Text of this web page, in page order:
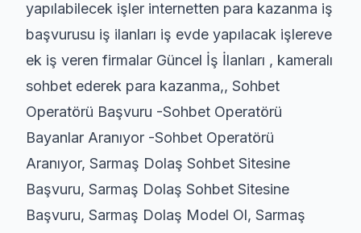
yapılabilecek işler internetten para kazanma iş
başvurusu iş ilanları iş evde yapılacak işlereve
ek iş veren firmalar Güncel İş İlanları , kameralı
sohbet ederek para kazanma,, Sohbet
Operatörü Başvuru -Sohbet Operatörü
Bayanlar Aranıyor -Sohbet Operatörü
Aranıyor, Sarmaş Dolaş Sohbet Sitesine
Başvuru, Sarmaş Dolaş Sohbet Sitesine
Başvuru, Sarmaş Dolaş Model Ol, Sarmaş